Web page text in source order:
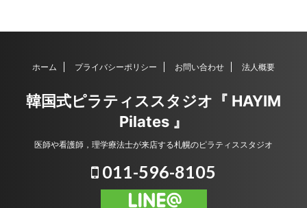
ホーム プライバシーポリシー お問い合わせ 法人概要
韓国式ピラティススタジオ『 HAYIM
Pilates 』
医師や看護師，理学療法士が来店する札幌のピラティススタジオ
011-596-8105